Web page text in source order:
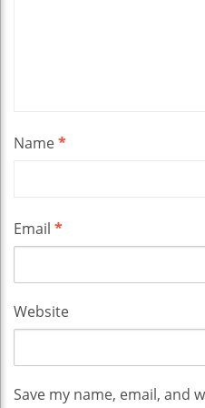
Name*
Email *
Website
Save my name, email, and